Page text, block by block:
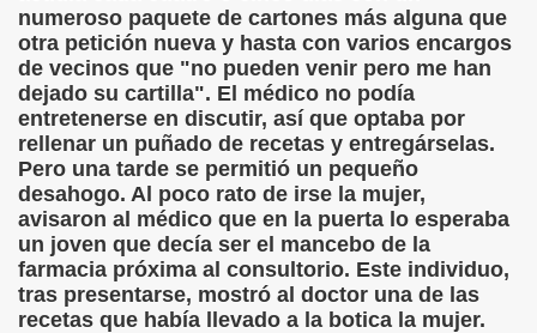
numeroso paquete de cartones más alguna que
otra petición nueva y hasta con varios encargos
de vecinos que "no pueden venir pero me han
dejado su cartilla". El médico no podía
entretenerse en discutir, así que optaba por
rellenar un puñado de recetas y entregárselas.
Pero una tarde se permitió un pequeño
desahogo. Al poco rato de irse la mujer,
avisaron al médico que en la puerta lo esperaba
un joven que decía ser el mancebo de la
farmacia próxima al consultorio. Este individuo,
tras presentarse, mostró al doctor una de las
recetas que había llevado a la botica la mujer.